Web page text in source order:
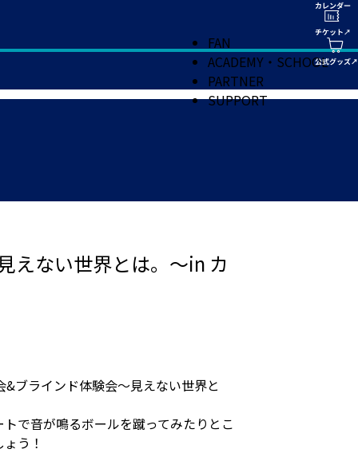
FAN
ACADEMY・SCHOOL
PARTNER
SUPPORT
えない世界とは。～in カ
ブラインド体験会～見えない世界と
で音が鳴るボールを蹴ってみたりとこ
う！